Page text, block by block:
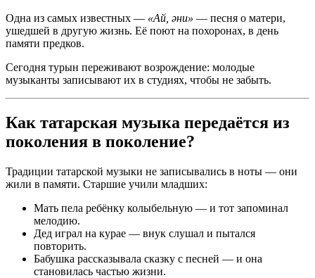
Одна из самых известных — «Ай, әни» — песня о матери,
ушедшей в другую жизнь. Её поют на похоронах, в день
памяти предков.
Сегодня турын переживают возрождение: молодые
музыканты записывают их в студиях, чтобы не забыть.
Как татарская музыка передаётся из
поколения в поколение?
Традиции татарской музыки не записывались в ноты — они
жили в памяти. Старшие учили младших:
Мать пела ребёнку колыбельную — и тот запоминал
мелодию.
Дед играл на курае — внук слушал и пытался
повторить.
Бабушка рассказывала сказку с песней — и она
становилась частью жизни.